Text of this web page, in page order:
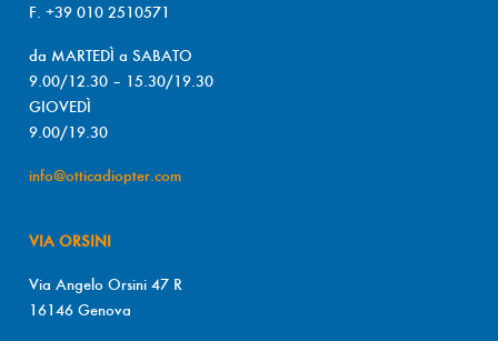
F. +39 010 2510571
da MARTEDÌ a SABATO
9.00/12.30 – 15.30/19.30
GIOVEDÌ
9.00/19.30
info@otticadiopter.com
VIA ORSINI
Via Angelo Orsini 47 R
16146 Genova